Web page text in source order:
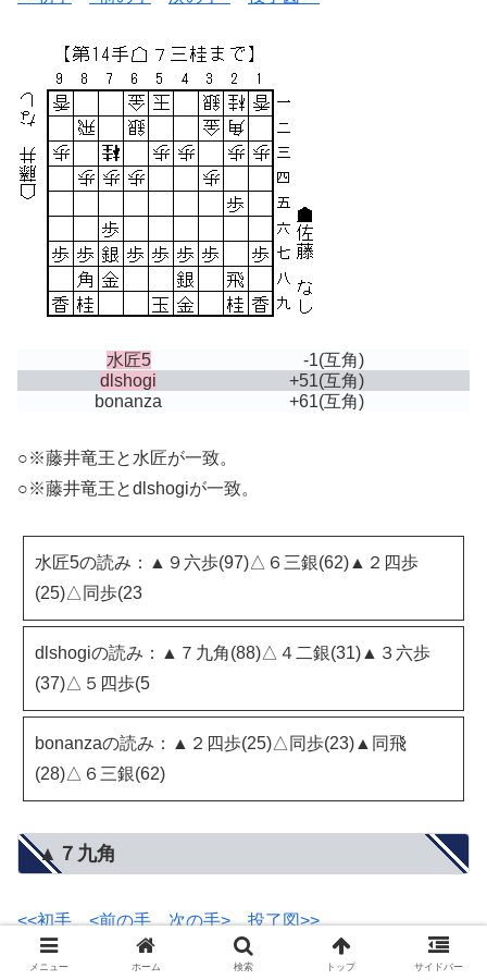
水匠5 -1(互角)
dlshogi
+51(互角)
bonanza
+61(互角)
○※藤井竜王と水匠が一致。
○※藤井竜王とdlshogiが一致。
水匠5の読み：▲９六歩(97)△６三銀(62)▲２四歩
(25)△同歩(23
dlshogiの読み：▲７九角(88)△４二銀(31)▲３六歩
(37)△５四歩(5
bonanzaの読み：▲２四歩(25)△同歩(23)▲同飛
(28)△６三銀(62)
▲７九角
<<初手 <前の手 次の手> 投了図>>
メニュー ホーム 検索 トップ サイドバー